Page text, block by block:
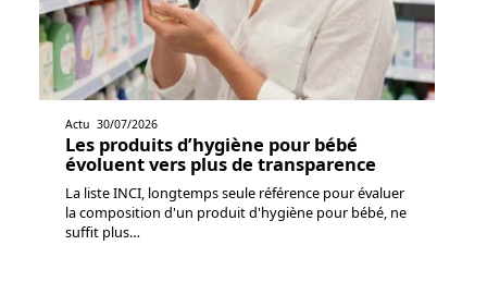
Actu 30/07/2026
Les produits d’hygiène pour bébé
évoluent vers plus de transparence
La liste INCI, longtemps seule référence pour évaluer
la composition d'un produit d'hygiène pour bébé, ne
suffit plus…